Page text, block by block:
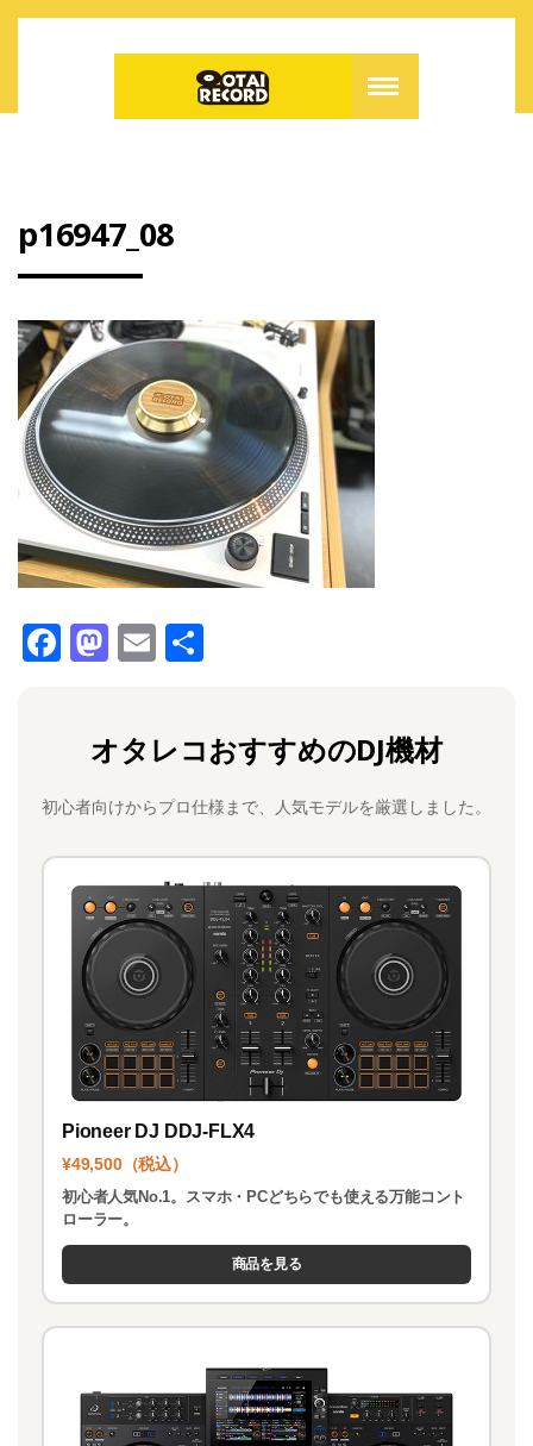
p16947_08
F
b
o
o
k
M
o
d
o
n
E
l
オタレコおすすめのDJ機材
初心者向けからプロ仕様まで、人気モデルを厳選しました。
Pioneer DJ DDJ-FLX4
¥49,500（税込）
初心者人気No.1。スマホ・PCどちらでも使える万能コント
ローラー。
商品を見る